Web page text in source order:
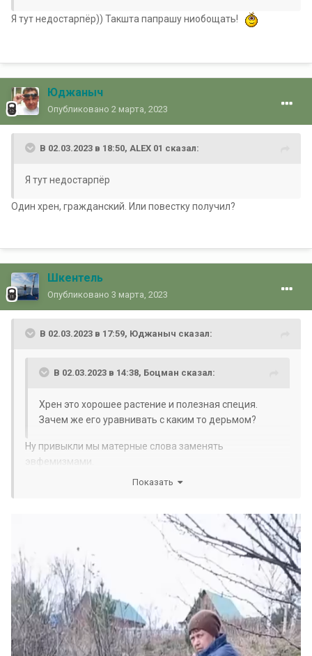
Я тут недостарпёр)) Такшта папрашу ниобощать!
Юджаныч
Опубликовано 2 марта, 2023
В 02.03.2023 в 18:50, ALEX 01 сказал:
Я тут недостарпёр
Один хрен, гражданский. Или повестку получил?
Шкентель
Опубликовано 3 марта, 2023
В 02.03.2023 в 17:59, Юджаныч сказал:
В 02.03.2023 в 14:38, Боцман сказал:
Хрен это хорошее растение и полезная специя.
Зачем же его уравнивать с каким то дерьмом?
Ну привыкли мы матерные слова заменять
эвфемизмами.
Показать